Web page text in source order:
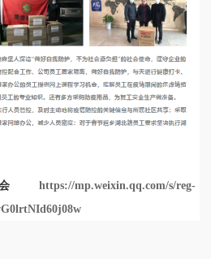
分会https://mp.weixin.qq.com/s/reg-